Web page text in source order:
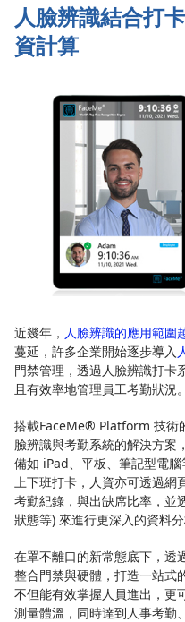
人臉辨識結合打
資計算
近幾年， 人臉辨識的應用範圍
蔓延，許多企業開始逐步導入
門禁管理，透過人臉辨識打卡
且有效率地管理員工考勤狀況。
搭載FaceMe® Platform 技術
臉辨識與考勤系統的解決方案
備如 iPad、平板、筆記型電
上下班打卡，人資亦可透過網
考勤紀錄，與出缺席比率，並
狀態等) 來進行更深入的資料分
在罩不離口的新常態底下，透
整合門禁與硬體，打造一站式
不但能有效掌握人員進出，更
測量體溫，同時達到人事考勤